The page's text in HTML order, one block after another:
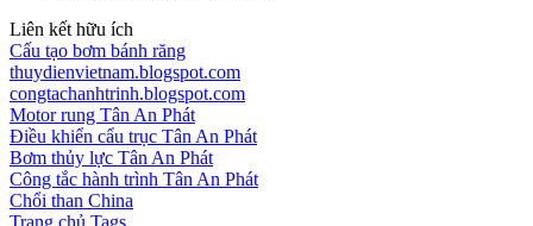
Liên kết hữu ích
Cấu tạo bơm bánh răng
thuydienvietnam.blogspot.com
congtachanhtrinh.blogspot.com
Motor rung Tân An Phát
Điều khiển cẩu trục Tân An Phát
Bơm thủy lực Tân An Phát
Công tắc hành trình Tân An Phát
Chổi than China
Trang chủ Tags